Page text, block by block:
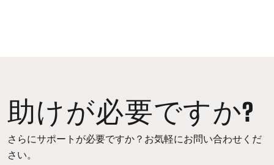
助けが必要ですか?
さらにサポートが必要ですか？お気軽にお問い合わせくだ
さい。